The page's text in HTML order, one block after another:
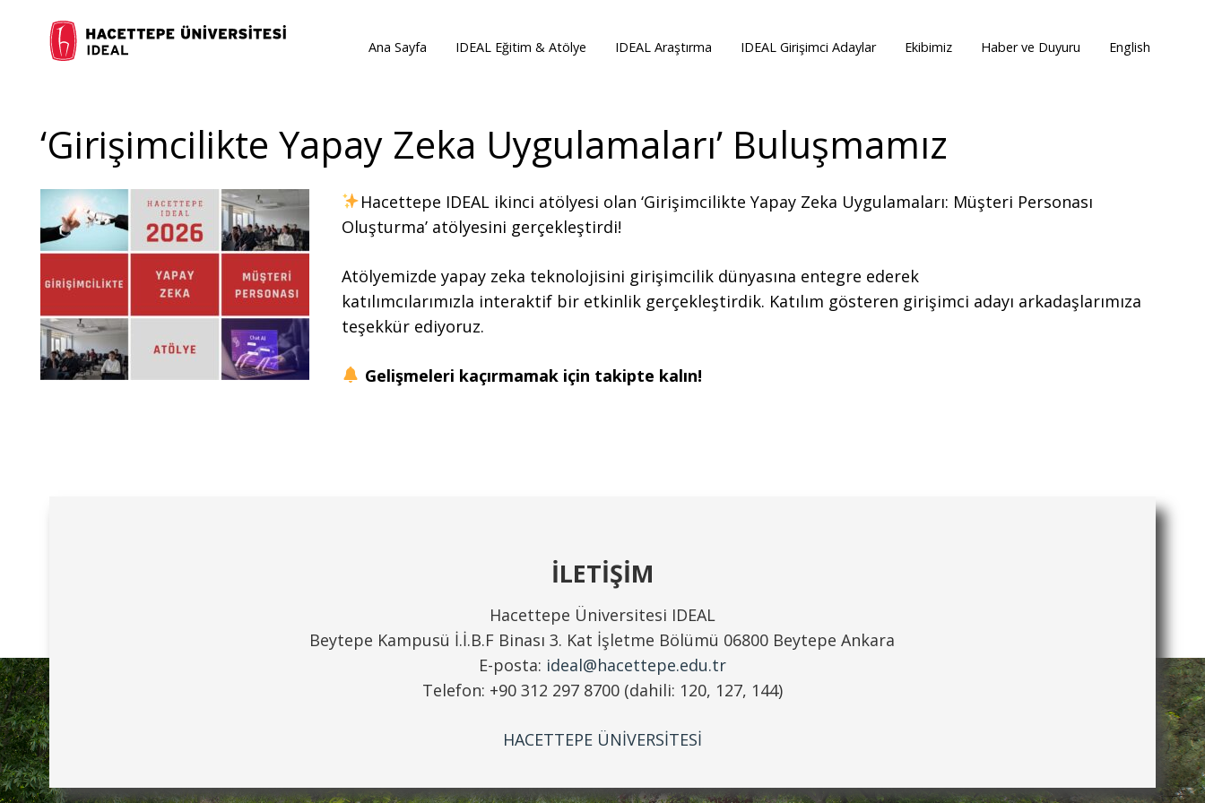
Ana Sayfa IDEAL Eğitim & Atölye IDEAL Araştırma IDEAL Girişimci Adaylar Ekibimiz Haber ve Duyuru English
‘Girişimcilikte Yapay Zeka Uygulamaları’ Buluşmamız
Hacettepe IDEAL ikinci atölyesi olan ‘Girişimcilikte Yapay Zeka Uygulamaları: Müşteri Personası
Oluşturma’ atölyesini gerçekleştirdi!
Atölyemizde yapay zeka teknolojisini girişimcilik dünyasına entegre ederek
katılımcılarımızla interaktif bir etkinlik gerçekleştirdik. Katılım gösteren girişimci adayı arkadaşlarımıza
teşekkür ediyoruz.
Gelişmeleri kaçırmamak için takipte kalın!
İLETİŞİM
Hacettepe Üniversitesi IDEAL
Beytepe Kampusü İ.İ.B.F Binası 3. Kat İşletme Bölümü 06800 Beytepe Ankara
E-posta: ideal@hacettepe.edu.tr
Telefon: +90 312 297 8700 (dahili: 120, 127, 144)
HACETTEPE ÜNİVERSİTESİ